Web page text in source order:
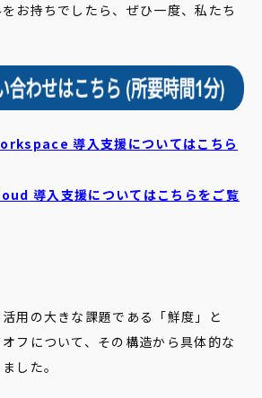
お持ちでしたら、ぜひ一度、私たち
導入支援についてはこちら
導入支援についてはこちらをご覧
用の大きな課題である「鮮度」と
オフについて、その構造から具体的な
した。